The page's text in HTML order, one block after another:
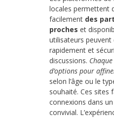
locales permettent
facilement des
proches et
utilisateurs peuvent
rapidement et
discussions.
d’options pour
selon l’âge ou le
souhaité. Ces sites
connexions dans
convivial.